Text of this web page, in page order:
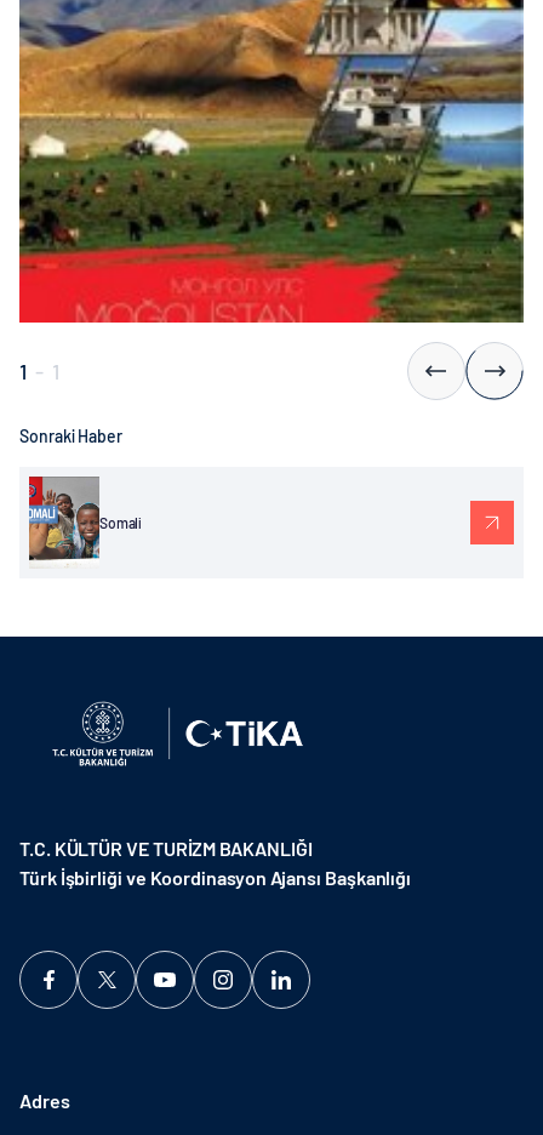
1 - 1
Sonraki Haber
Somali
T.C. KÜLTÜR VE TURİZM BAKANLIĞI
Türk İşbirliği ve Koordinasyon Ajansı Başkanlığı
Adres